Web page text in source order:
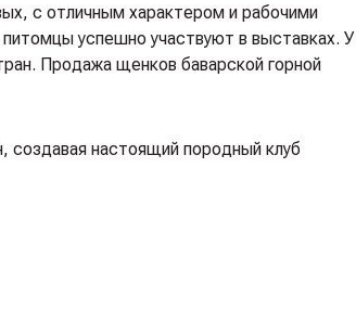
с отличным характером и рабочими
успешно участвуют в выставках. У
Продажа щенков баварской горной
настоящий породный клуб